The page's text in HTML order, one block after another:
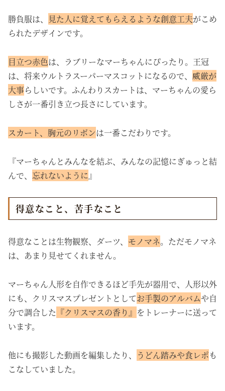
勝負服は、 見た人に覚えてもらえるような創意工夫がこめ
られたデザインです。
目立つ赤色は、ラブリーなマーちゃんにぴったり。王冠
は、将来ウルトラスーパーマスコットになるので、 威厳が
大事らしいです。ふんわりスカートは、マーちゃんの愛ら
しさが一番引き立つ長さにしています。
スカート、胸元のリボンは一番こだわりです。
『マーちゃんとみんなを結ぶ、みんなの記憶にぎゅっと結
んで、 忘れないように』
得意なこと、苦手なこと
得意なことは生物観察、ダーツ、 モノマネ。ただモノマネ
は、あまり見せてくれません。
マーちゃん人形を自作できるほど手先が器用で、人形以外
にも、クリスマスプレゼントとしてお手製のアルバムや自
分で調合した 『クリスマスの香り』 をトレーナーに送って
います。
他にも撮影した動画を編集したり、 うどん踏みや食レポも
こなしていました。